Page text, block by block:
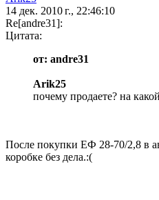
14 дек. 2010 г., 22:46:10
Re[andre31]:
Цитата:
от: andre31
Arik25
почему продаете? на
После покупки ЕФ 28-70/2,8 в
коробке без дела.:(